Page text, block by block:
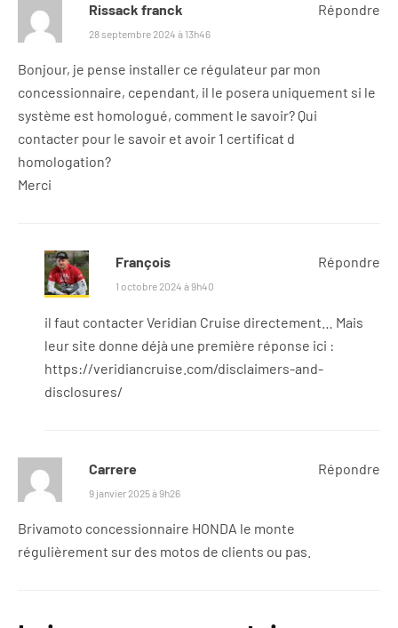
Rissack franck
28 septembre 2024 à 13h46
Bonjour, je pense installer ce régulateur par mon
concessionnaire, cependant, il le posera uniquement si le
système est homologué, comment le savoir? Qui
contacter pour le savoir et avoir 1 certificat d
homologation?
Merci
Répondre
François
1 octobre 2024 à 9h40
il faut contacter Veridian Cruise directement… Mais
leur site donne déjà une première réponse ici :
https://veridiancruise.com/disclaimers-and-
disclosures/
Répondre
Carrere
9 janvier 2025 à 9h26
Brivamoto concessionnaire HONDA le monte
régulièrement sur des motos de clients ou pas.
Répondre